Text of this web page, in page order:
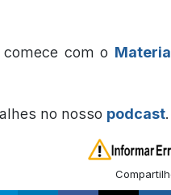
com o
no nosso podcast.